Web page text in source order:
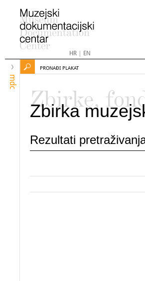
HR| EN
mdc
PRONAĐI PLAKAT
Zbirke,
Zbirka
Rezultati